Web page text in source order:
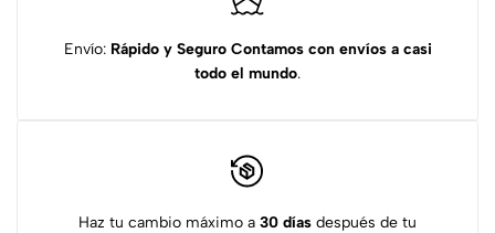
Envío: Rápido y Seguro Contamos con envíos a casi
todo el mundo.
Haz tu cambio máximo a 30 días después de tu